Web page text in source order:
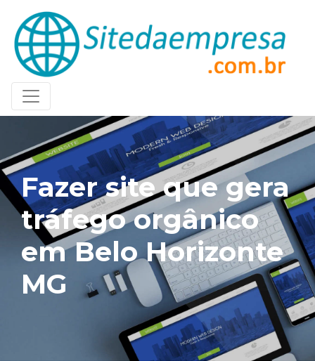
Fazer site que gera
tráfego orgânico
em Belo Horizonte
MG